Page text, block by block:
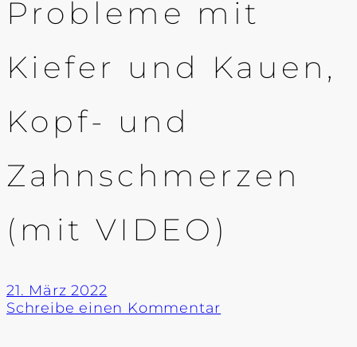
Probleme mit
Kiefer und Kauen,
Kopf- und
Zahnschmerzen
(mit VIDEO)
21. März 2022
Schreibe einen Kommentar